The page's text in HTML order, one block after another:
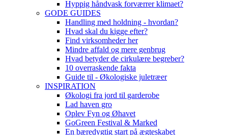
Hyppig håndvask forværrer klimaet?
GODE GUIDES
Handling med holdning - hvordan?
Hvad skal du kigge efter?
Find virksomheder her
Mindre affald og mere genbrug
Hvad betyder de cirkulære begreber?
10 overraskende fakta
Guide til - Økologiske juletræer
INSPIRATION
Økologi fra jord til garderobe
Lad haven gro
Oplev Fyn og Øhavet
GoGreen Festival & Marked
En bæredygtig start på ægteskabet